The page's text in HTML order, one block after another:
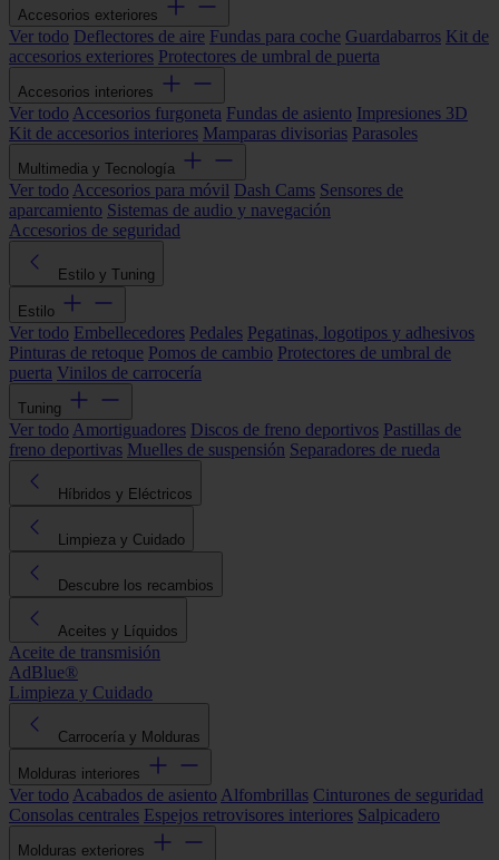
Accesorios exteriores
Ver todo Deflectores de aire Fundas para coche Guardabarros Kit de
accesorios exteriores Protectores de umbral de puerta
Accesorios interiores
Ver todo Accesorios furgoneta Fundas de asiento Impresiones 3D
Kit de accesorios interiores Mamparas divisorias Parasoles
Multimedia y Tecnología
Ver todo Accesorios para móvil Dash Cams Sensores de
aparcamiento Sistemas de audio y navegación
Accesorios de seguridad
Estilo y Tuning
Estilo
Ver todo Embellecedores Pedales Pegatinas, logotipos y adhesivos
Pinturas de retoque Pomos de cambio Protectores de umbral de
puerta Vinilos de carrocería
Tuning
Ver todo Amortiguadores Discos de freno deportivos Pastillas de
freno deportivas Muelles de suspensión Separadores de rueda
Híbridos y Eléctricos
Limpieza y Cuidado
Descubre los recambios
Aceites y Líquidos
Aceite de transmisión
AdBlue®
Limpieza y Cuidado
Carrocería y Molduras
Molduras interiores
Ver todo Acabados de asiento Alfombrillas Cinturones de seguridad
Consolas centrales Espejos retrovisores interiores Salpicadero
Molduras exteriores